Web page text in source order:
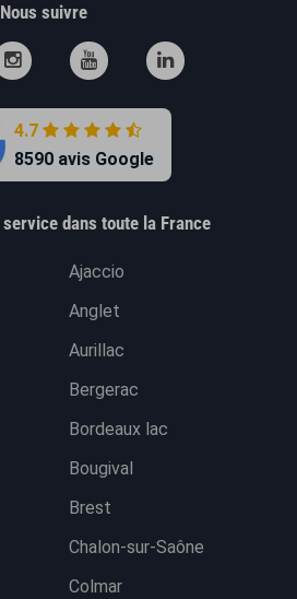
Nous suivre
4.7
8590 avis Google
dans toute la France
Ajaccio
Anglet
Aurillac
Bergerac
Bordeaux lac
Bougival
Brest
Chalon-sur-Saône
Colmar